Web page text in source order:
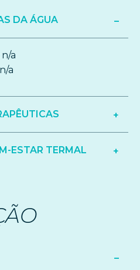
DA ÁGUA
n/a
n/a
ESTAR TERMAL